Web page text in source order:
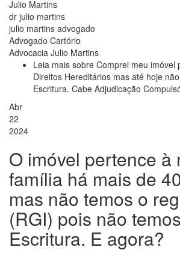
Julio Martins
dr julio martins
julio martins advogado
Advogado Cartório
Advocacia Julio Martins
Leia mais sobre Comprei meu imóvel
Direitos Hereditários mas até hoje
Escritura. Cabe Adjudicação
Abr
22
2024
O imóvel pertence à
família há mais de
mas não temos o
(RGI) pois não temos
Escritura. E agora?